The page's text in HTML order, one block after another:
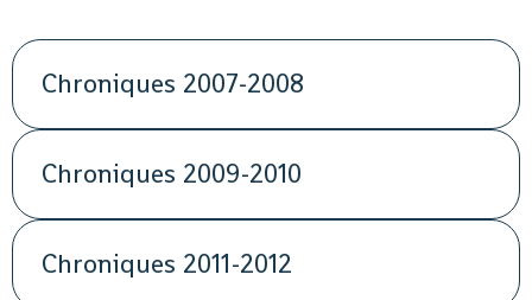
Chroniques 2007-2008
Chroniques 2009-2010
Chroniques 2011-2012